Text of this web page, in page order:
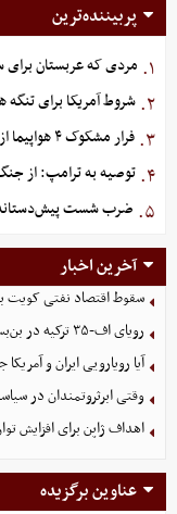
پربیننده‌ترین
۱. مردی که عربستان برای سرش ۵ میلیون دلار
۲. شروط آمریکا برای تنگه
۳. فرار مشکوک ۴ هواپیما از عربستان
۴. توصیه به ترامپ: از
۵. ضرب شست پیش‌دستانه
آخرین اخبار
سقوط اقتصاد نفتی کویت با
رویای اف-۳۵ ترکیه در بن‌بست
آیا رویارویی ایران و
وقتی ابرثروتمندان در
اهداف ژاپن برای افزایش
عناوین برگزیده